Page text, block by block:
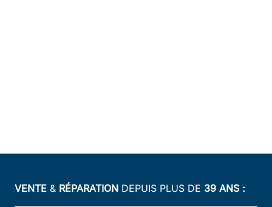
VENTE & RÉPARATION DEPUIS PLUS DE 39 ANS :